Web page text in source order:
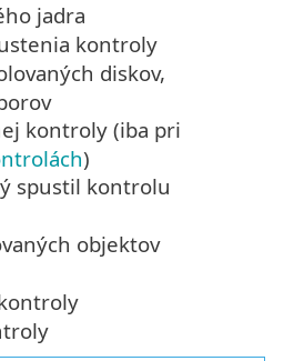
jadra
kontroly
diskov,
kontroly (iba pri
)
spustil kontrolu
objektov